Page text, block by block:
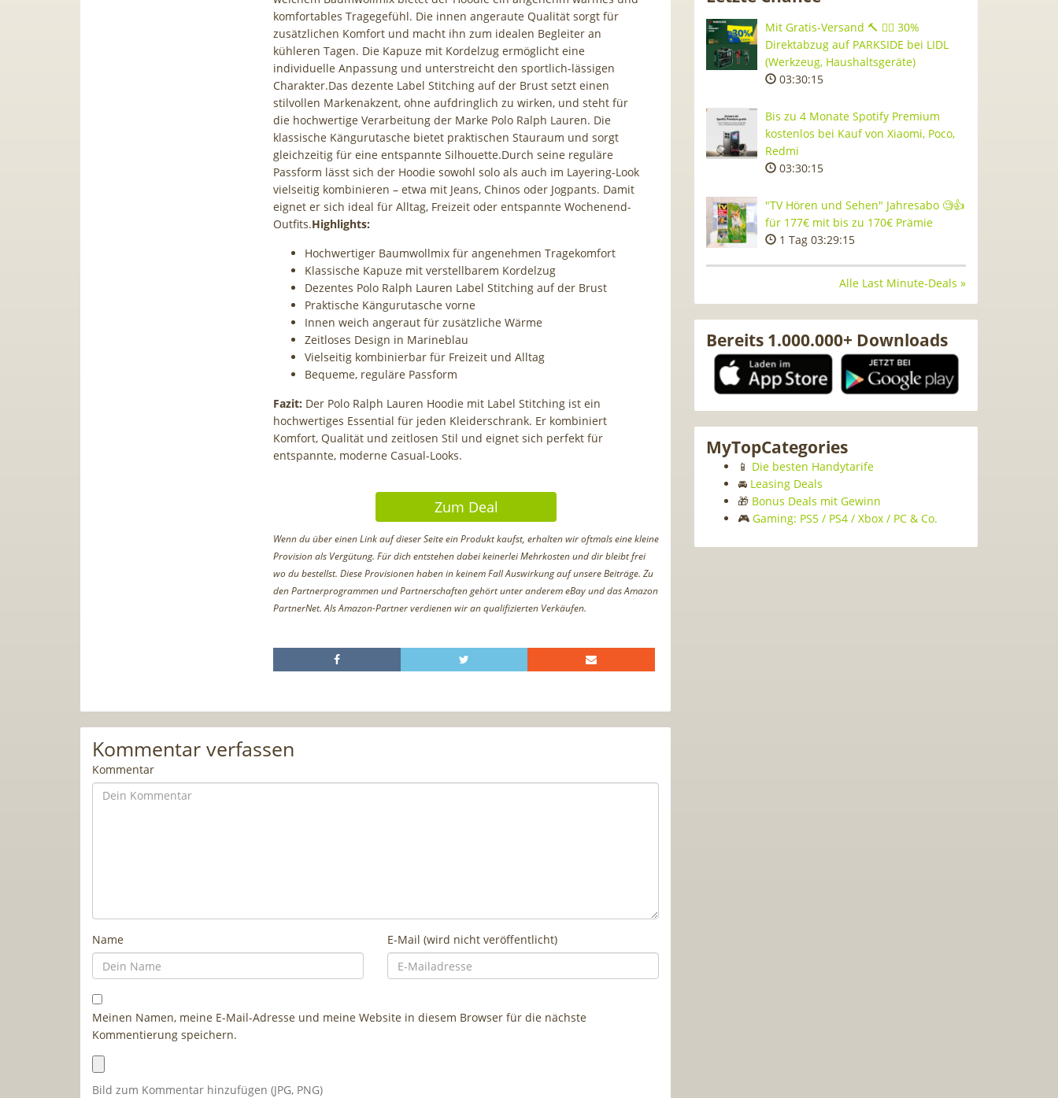
komfortables Tragegefühl. Die innen angeraute Qualität sorgt für
zusätzlichen Komfort und macht ihn zum idealen Begleiter an
kühleren Tagen. Die Kapuze mit Kordelzug ermöglicht eine
individuelle Anpassung und unterstreicht den sportlich-lässigen
Charakter.Das dezente Label Stitching auf der Brust setzt einen
stilvollen Markenakzent, ohne aufdringlich zu wirken, und steht für
die hochwertige Verarbeitung der Marke Polo Ralph Lauren. Die
klassische Kängurutasche bietet praktischen Stauraum und sorgt
gleichzeitig für eine entspannte Silhouette.Durch seine reguläre
Passform lässt sich der Hoodie sowohl solo als auch im Layering-Look
vielseitig kombinieren – etwa mit Jeans, Chinos oder Jogpants. Damit
eignet er sich ideal für Alltag, Freizeit oder entspannte Wochenend-
Outfits.Highlights:
Hochwertiger Baumwollmix für angenehmen Tragekomfort
Klassische Kapuze mit verstellbarem Kordelzug
Dezentes Polo Ralph Lauren Label Stitching auf der Brust
Praktische Kängurutasche vorne
Innen weich angeraut für zusätzliche Wärme
Zeitloses Design in Marineblau
Vielseitig kombinierbar für Freizeit und Alltag
Bequeme, reguläre Passform
Fazit: Der Polo Ralph Lauren Hoodie mit Label Stitching ist ein
hochwertiges Essential für jeden Kleiderschrank. Er kombiniert
Komfort, Qualität und zeitlosen Stil und eignet sich perfekt für
entspannte, moderne Casual-Looks.
Zum Deal
Wenn du über einen Link auf dieser Seite ein Produkt kaufst, erhalten wir oftmals eine kleine
Provision als Vergütung. Für dich entstehen dabei keinerlei Mehrkosten und dir bleibt frei
wo du bestellst. Diese Provisionen haben in keinem Fall Auswirkung auf unsere Beiträge. Zu
den Partnerprogrammen und Partnerschaften gehört unter anderem eBay und das Amazon
PartnerNet. Als Amazon-Partner verdienen wir an qualifizierten Verkäufen.
Kommentar verfassen
Kommentar
Name E-Mail (wird nicht veröffentlicht)
Meinen Namen, meine E-Mail-Adresse und meine Website in diesem Browser für die nächste
Kommentierung speichern.
Bild zum Kommentar hinzufügen (JPG, PNG)
Mit Gratis-Versand 🔨 👷‍♂️ 30%
Direktabzug auf PARKSIDE bei LIDL
(Werkzeug, Haushaltsgeräte)
03:30:14
Bis zu 4 Monate Spotify Premium
kostenlos bei Kauf von Xiaomi, Poco,
Redmi
03:30:14
"TV Hören und Sehen" Jahresabo 🧐👍
für 177€ mit bis zu 170€ Prämie
1 Tag 03:29:14
Alle Last Minute-Deals »
Bereits 1.000.000+ Downloads
MyTopCategories
📱 Die besten Handytarife
🚘 Leasing Deals
🎁 Bonus Deals mit Gewinn
🎮 Gaming: PS5 / PS4 / Xbox / PC & Co.